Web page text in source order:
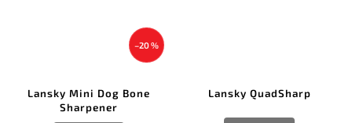
–20 %
Lansky Mini Dog Bone
Sharpener
Lansky QuadSharp